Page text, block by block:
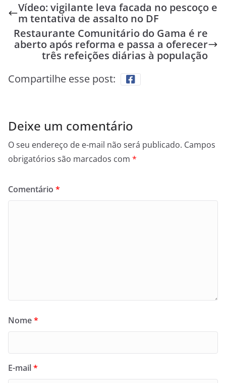
Vídeo: vigilante leva facada no pescoço e
m tentativa de assalto no DF
Restaurante Comunitário do Gama é re
aberto após reforma e passa a oferecer
três refeições diárias à população
Compartilhe esse post:
Deixe um comentário
O seu endereço de e-mail não será publicado. Campos
obrigatórios são marcados com *
Comentário *
Nome*
E-mail*